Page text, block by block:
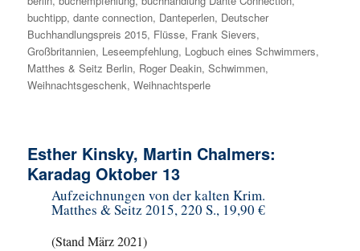
buchtipp,dante connection, Danteperlen, Deutscher
Buchhandlungspreis 2015, Flüsse, Frank Sievers,
Großbritannien, Leseempfehlung, Logbuch eines Schwimmers,
Matthes & Seitz Berlin, Roger Deakin,Schwimmen,
Weihnachtsgeschenk,Weihnachtsperle
Esther Kinsky, Martin Chalmers:
Karadag Oktober 13
Aufzeichnungen von der kalten Krim.
Matthes & Seitz 2015, 220 S., 19,90 €
(Stand März 2021)